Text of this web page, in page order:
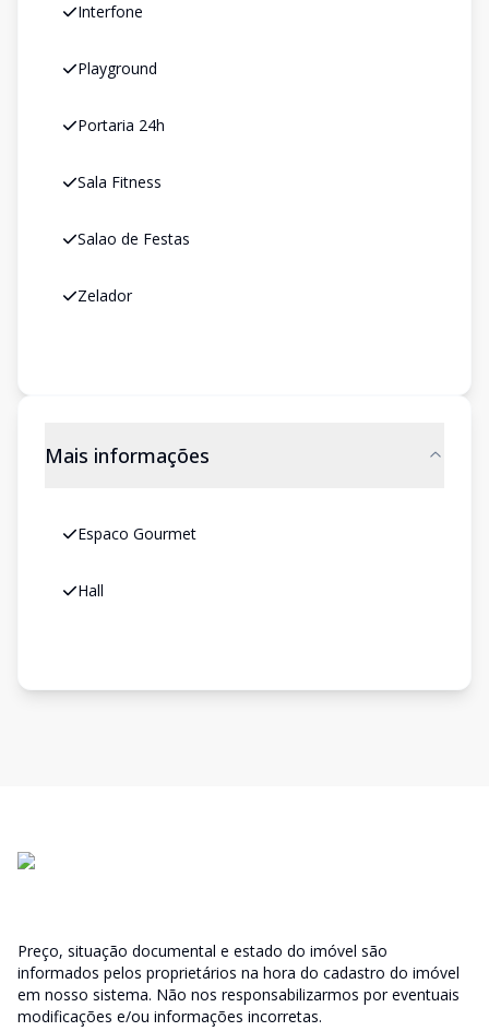
Interfone
Playground
Portaria 24h
Sala Fitness
Salao de Festas
Zelador
Mais informações
Espaco Gourmet
Hall
Preço, situação documental e estado do imóvel são
informados pelos proprietários na hora do cadastro do imóvel
em nosso sistema. Não nos responsabilizarmos por eventuais
modificações e/ou informações incorretas.